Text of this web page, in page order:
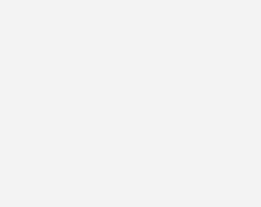
Finanzrahmen zur Verfügung.
werden, um die
zu unterstützen. Mit
könne die Heizungsbranche zu
überproportional zur
weist der BDH darauf